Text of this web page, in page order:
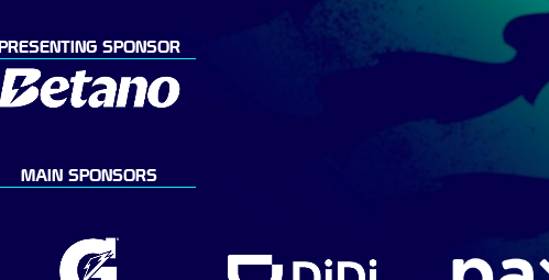
PRESENTING SPONSOR
MAIN SPONSORS